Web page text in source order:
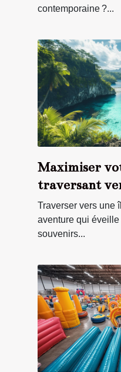
contemporaine ?...
Maximiser
traversant
pittoresque
Traverser vers une
aventure qui
souvenirs...